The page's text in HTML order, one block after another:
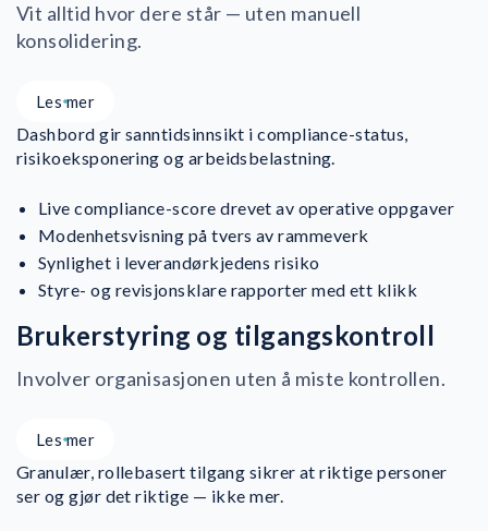
Vit alltid hvor dere står — uten manuell
konsolidering.
Les mer
Dashbord gir sanntidsinnsikt i compliance-status,
risikoeksponering og arbeidsbelastning.
Live compliance-score drevet av operative oppgaver
Modenhetsvisning på tvers av rammeverk
Synlighet i leverandørkjedens risiko
Styre- og revisjonsklare rapporter med ett klikk
Brukerstyring og tilgangskontroll
Involver organisasjonen uten å miste kontrollen.
Les mer
Granulær, rollebasert tilgang sikrer at riktige personer
ser og gjør det riktige — ikke mer.